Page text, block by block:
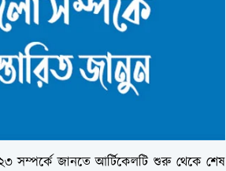
সম্পর্কে জানতে আর্টিকেলটি শুরু থেকে শেষ